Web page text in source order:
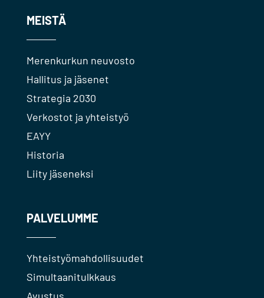
MEISTÄ
Merenkurkun neuvosto
Hallitus ja jäsenet
Strategia 2030
Verkostot ja yhteistyö
EAYY
Historia
Liity jäseneksi
PALVELUMME
Yhteistyömahdollisuudet
Simultaanitulkkaus